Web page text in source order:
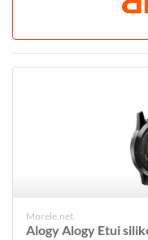
Morele.net
Alogy Alogy Etui